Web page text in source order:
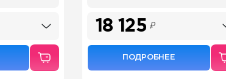
18 125 ₽
ПОДРОБНЕЕ